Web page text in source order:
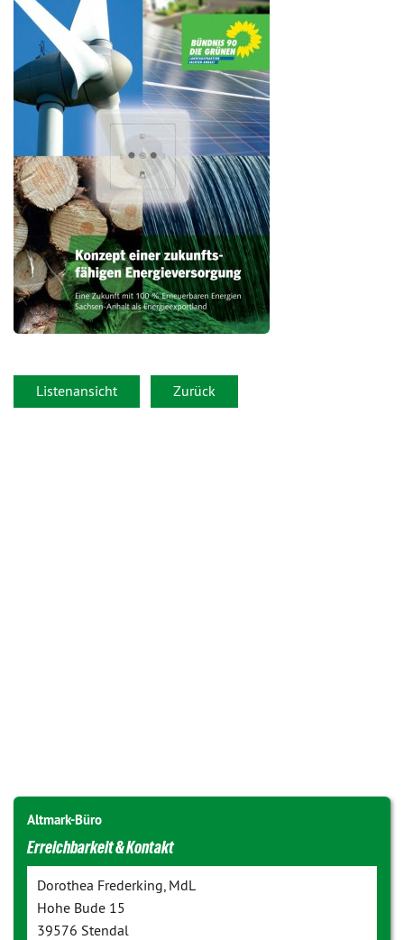
Listenansicht Zurück
Altmark-Büro
Erreichbarkeit & Kontakt
Dorothea Frederking, MdL
Hohe Bude 15
39576 Stendal